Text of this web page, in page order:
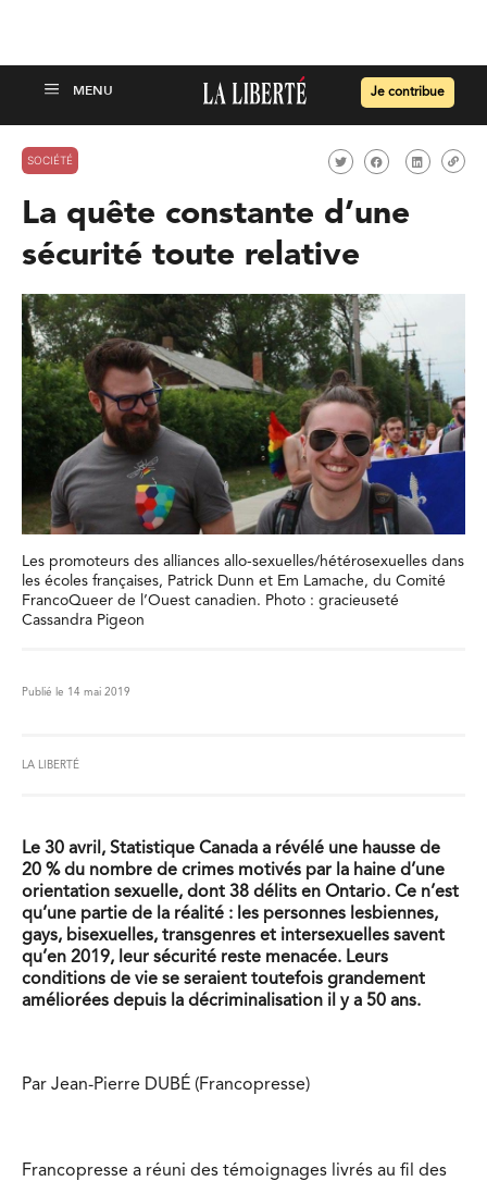
Je contribue
SOCIÉTÉ
La quête constante d’une
sécurité toute relative
Les promoteurs des alliances allo-sexuelles/hétérosexuelles dans
les écoles françaises, Patrick Dunn et Em Lamache, du Comité
FrancoQueer de l’Ouest canadien. Photo : gracieuseté
Cassandra Pigeon
Publié le 14 mai 2019
LA LIBERTÉ
Le 30 avril, Statistique Canada a révélé une hausse de
20 % du nombre de crimes motivés par la haine d’une
orientation sexuelle, dont 38 délits en Ontario. Ce n’est
qu’une partie de la réalité : les personnes lesbiennes,
gays, bisexuelles, transgenres et intersexuelles savent
qu’en 2019, leur sécurité reste menacée. Leurs
conditions de vie se seraient toutefois grandement
améliorées depuis la décriminalisation il y a 50 ans.
Par Jean-Pierre DUBÉ (Francopresse)
Francopresse a réuni des témoignages livrés au fil des